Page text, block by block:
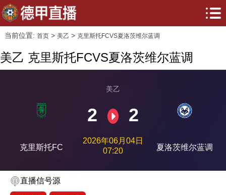
当前位置: 首页> 美乙 > 克里斯托FCVS夏洛茨维尔蓝调
美乙 克里斯托FCVS夏洛茨维尔蓝调
克里斯托FC
美乙
2 2
2026年06月04日
07:20
夏洛茨维尔蓝调
直播信号源